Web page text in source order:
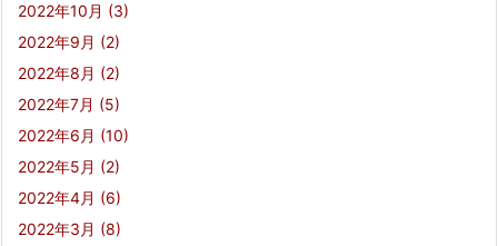
2022年10月 (3)
2022年9月 (2)
2022年8月 (2)
2022年7月 (5)
2022年6月 (10)
2022年5月 (2)
2022年4月 (6)
2022年3月 (8)